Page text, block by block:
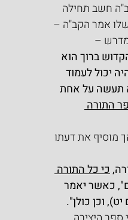
חשב תחילה
אמר הקב"ה –
–
ברוך הוא
יכול לעמוד
תעשה על אחת
התורה
מוסיף את דעתו
כי כל התורה
כאשר יאמר
וכן כולן".